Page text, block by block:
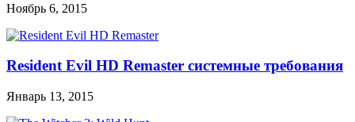
Ноябрь 6, 2015
Resident Evil HD Remaster системные требования
Январь 13, 2015